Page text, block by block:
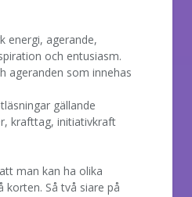
energi, agerande,
och entusiasm.
ageranden som innehas
gällande
krafttag, initiativkraft
man kan ha olika
korten. Så två siare på